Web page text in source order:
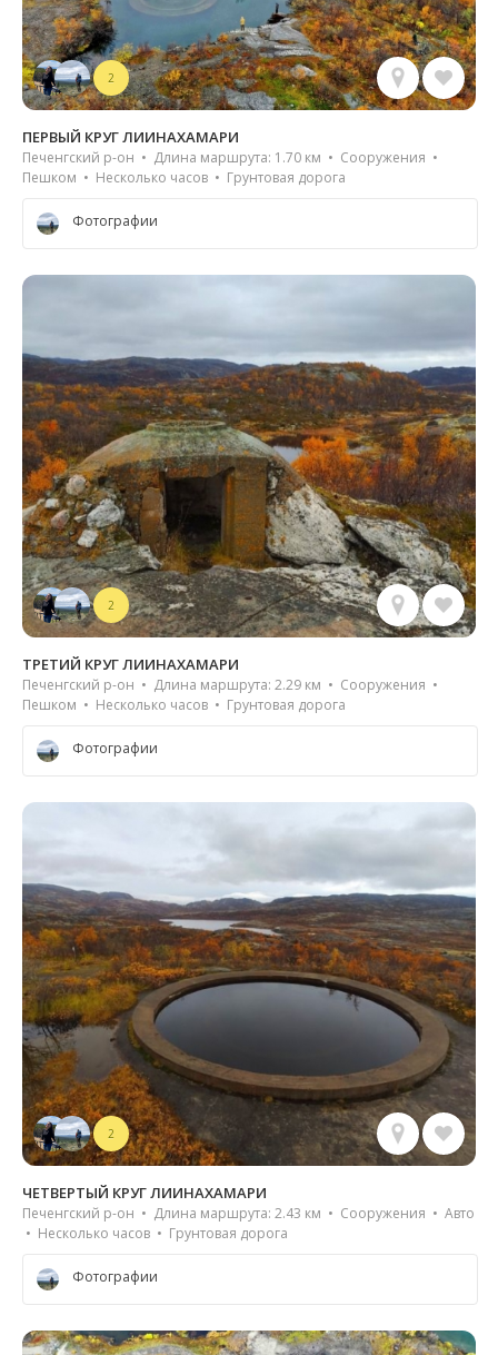
2
ПЕРВЫЙ КРУГ ЛИИНАХАМАРИ
Печенгский р-он • Длина маршрута: 1.70 км • Сооружения •
Пешком • Несколько часов • Грунтовая дорога
Фотографии
2
ТРЕТИЙ КРУГ ЛИИНАХАМАРИ
Печенгский р-он • Длина маршрута: 2.29 км • Сооружения •
Пешком • Несколько часов • Грунтовая дорога
Фотографии
2
ЧЕТВЕРТЫЙ КРУГ ЛИИНАХАМАРИ
Печенгский р-он • Длина маршрута: 2.43 км • Сооружения • Авто
• Несколько часов • Грунтовая дорога
Фотографии